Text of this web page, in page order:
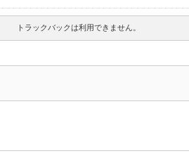
トラックバックは利用できません。